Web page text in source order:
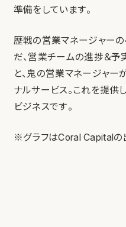
準備をしています。
歴戦の営業マネージャーの
だ、営業チームの進捗＆
と、鬼の営業マネージャー
ナルサービス。これを提供
ビジネスです。
※グラフはCoral Capitalの